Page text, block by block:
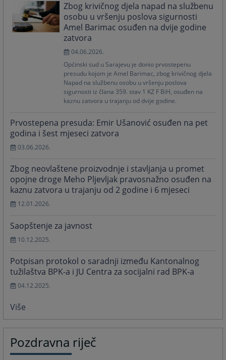
Zbog krivičnog djela napad na službenu
osobu u vršenju poslova sigurnosti
Amel Barimac osuđen na dvije godine
zatvora
04.06.2026.
Općinski sud u Sarajevu je donio prvostepenu
presudu kojom je Amel Barimac, zbog krivičnog djela
Napad na službenu osobu u vršenju poslova
sigurnosti iz člana 359. stav 1 KZ F BiH, osuđen na
kaznu zatvora u trajanju od dvije godine.
Prvostepena presuda: Emir Ušanović osuđen na pet
godina i šest mjeseci zatvora
03.06.2026.
Zbog neovlaštene proizvodnje i stavljanja u promet
opojne droge Meho Pljevljak pravosnažno osuđen na
kaznu zatvora u trajanju od 2 godine i 6 mjeseci
12.01.2026.
Saopštenje za javnost
10.12.2025.
Potpisan protokol o saradnji između Kantonalnog
tužilaštva BPK-a i JU Centra za socijalni rad BPK-a
04.12.2025.
Više
Pozdravna riječ